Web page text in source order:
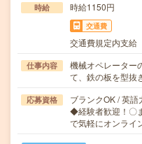
時給 時給1150円
交通費
交通費規定内支給
仕事内容
機械オペレーター
て、鉄の板を型抜
応募資格
ブランクOK / 英語
◆経験者歓迎！〇
で気軽にオンラ